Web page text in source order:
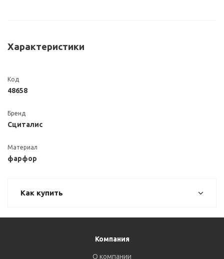
Характеристики
Код
48658
Бренд
Сциталис
Материал
фарфор
Как купить
Компания
О компании